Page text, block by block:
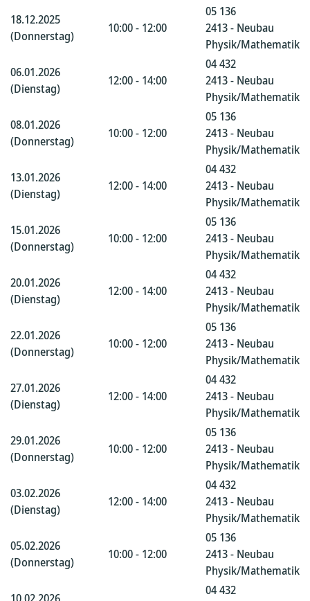
18.12.2025
(Donnerstag)
10:00 - 12:00
05 136
2413 - Neubau
Physik/Mathematik
06.01.2026
(Dienstag)
12:00 - 14:00
04 432
2413 - Neubau
Physik/Mathematik
08.01.2026
(Donnerstag)
10:00 - 12:00
05 136
2413 - Neubau
Physik/Mathematik
13.01.2026
(Dienstag)
12:00 - 14:00
04 432
2413 - Neubau
Physik/Mathematik
15.01.2026
(Donnerstag)
10:00 - 12:00
05 136
2413 - Neubau
Physik/Mathematik
20.01.2026
(Dienstag)
12:00 - 14:00
04 432
2413 - Neubau
Physik/Mathematik
22.01.2026
(Donnerstag)
10:00 - 12:00
05 136
2413 - Neubau
Physik/Mathematik
27.01.2026
(Dienstag)
12:00 - 14:00
04 432
2413 - Neubau
Physik/Mathematik
29.01.2026
(Donnerstag)
10:00 - 12:00
05 136
2413 - Neubau
Physik/Mathematik
03.02.2026
(Dienstag)
12:00 - 14:00
04 432
2413 - Neubau
Physik/Mathematik
05.02.2026
(Donnerstag)
10:00 - 12:00
05 136
2413 - Neubau
Physik/Mathematik
04 432